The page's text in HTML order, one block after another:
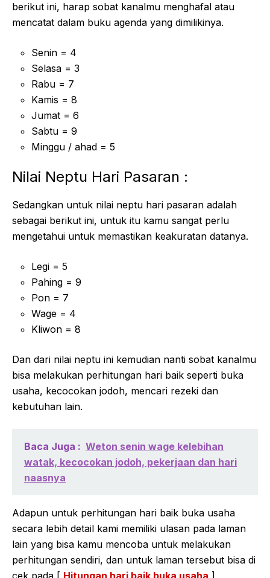
berikut ini, harap sobat kanalmu menghafal atau
mencatat dalam buku agenda yang dimilikinya.
Senin = 4
Selasa = 3
Rabu = 7
Kamis = 8
Jumat = 6
Sabtu = 9
Minggu / ahad = 5
Nilai Neptu Hari Pasaran :
Sedangkan untuk nilai neptu hari pasaran adalah
sebagai berikut ini, untuk itu kamu sangat perlu
mengetahui untuk memastikan keakuratan datanya.
Legi = 5
Pahing = 9
Pon = 7
Wage = 4
Kliwon = 8
Dan dari nilai neptu ini kemudian nanti sobat kanalmu
bisa melakukan perhitungan hari baik seperti buka
usaha, kecocokan jodoh, mencari rezeki dan
kebutuhan lain.
Baca Juga : Weton senin wage kelebihan
watak, kecocokan jodoh, pekerjaan dan hari
naasnya
Adapun untuk perhitungan hari baik buka usaha
secara lebih detail kami memiliki ulasan pada laman
lain yang bisa kamu mencoba untuk melakukan
perhitungan sendiri, dan untuk laman tersebut bisa di
cek pada [ Hitungan hari baik buka usaha ].